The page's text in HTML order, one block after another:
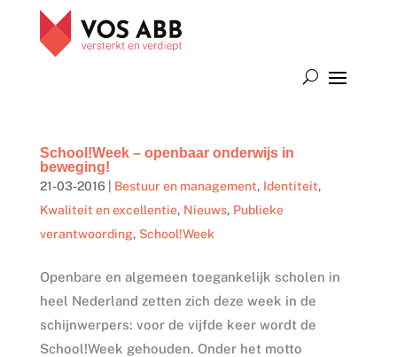
School!Week – openbaar onderwijs in
beweging!
21-03-2016| Bestuur en management, Identiteit,
Kwaliteit en excellentie, Nieuws, Publieke
verantwoording, School!Week
Openbare en algemeen toegankelijk scholen in
heel Nederland zetten zich deze week in de
schijnwerpers: voor de vijfde keer wordt de
School!Week gehouden. Onder het motto